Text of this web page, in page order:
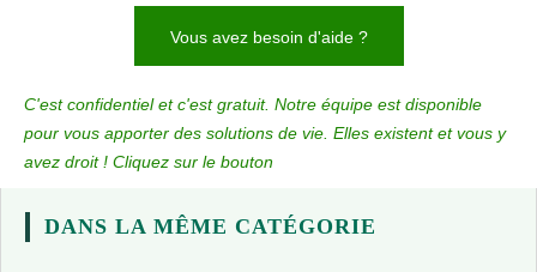
Vous avez besoin d'aide ?
C'est confidentiel et c'est gratuit. Notre équipe est disponible
pour vous apporter des solutions de vie. Elles existent et vous y
avez droit ! Cliquez sur le bouton
DANS LA MÊME CATÉGORIE